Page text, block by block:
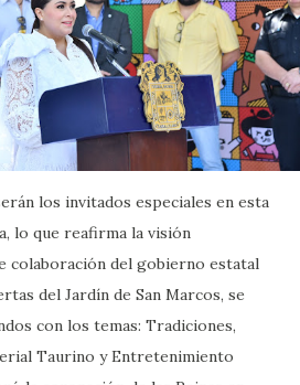
los invitados especiales en esta
lo que reafirma la visión
colaboración del gobierno estatal
del Jardín de San Marcos, se
con los temas: Tradiciones,
Taurino y Entretenimiento